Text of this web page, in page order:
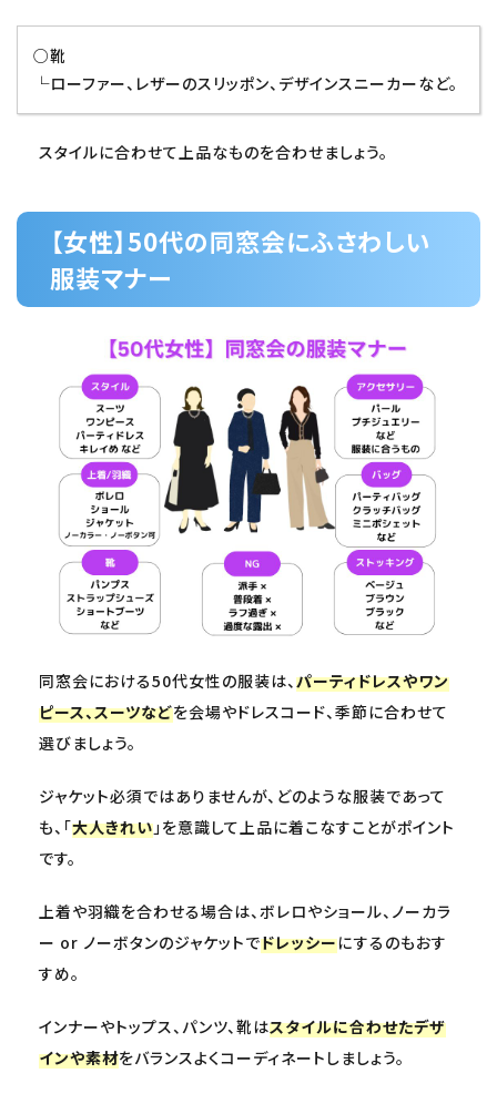
○靴
└ローファー、レザーのスリッポン、デザインスニーカーなど。
スタイルに合わせて上品なものを合わせましょう。
【女性】50代の同窓会にふさわしい
服装マナー
同窓会における50代女性の服装は、パーティドレスやワン
ピース、スーツなどを会場やドレスコード、季節に合わせて
選びましょう。
ジャケット必須ではありませんが、どのような服装であって
も、「大人きれい」を意識して上品に着こなすことがポイント
です。
上着や羽織を合わせる場合は、ボレロやショール、ノーカラ
ー or ノーボタンのジャケットでドレッシーにするのもおす
すめ。
インナーやトップス、パンツ、靴はスタイルに合わせたデザ
インや素材をバランスよくコーディネートしましょう。